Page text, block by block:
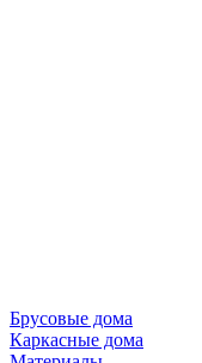
Брусовые дома
Каркасные дома